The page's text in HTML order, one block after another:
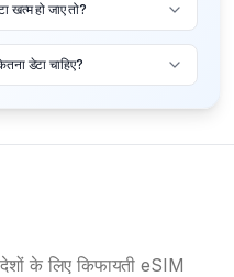
खत्म हो जाए तो?
डेटा चाहिए?
के लिए किफायती eSIM